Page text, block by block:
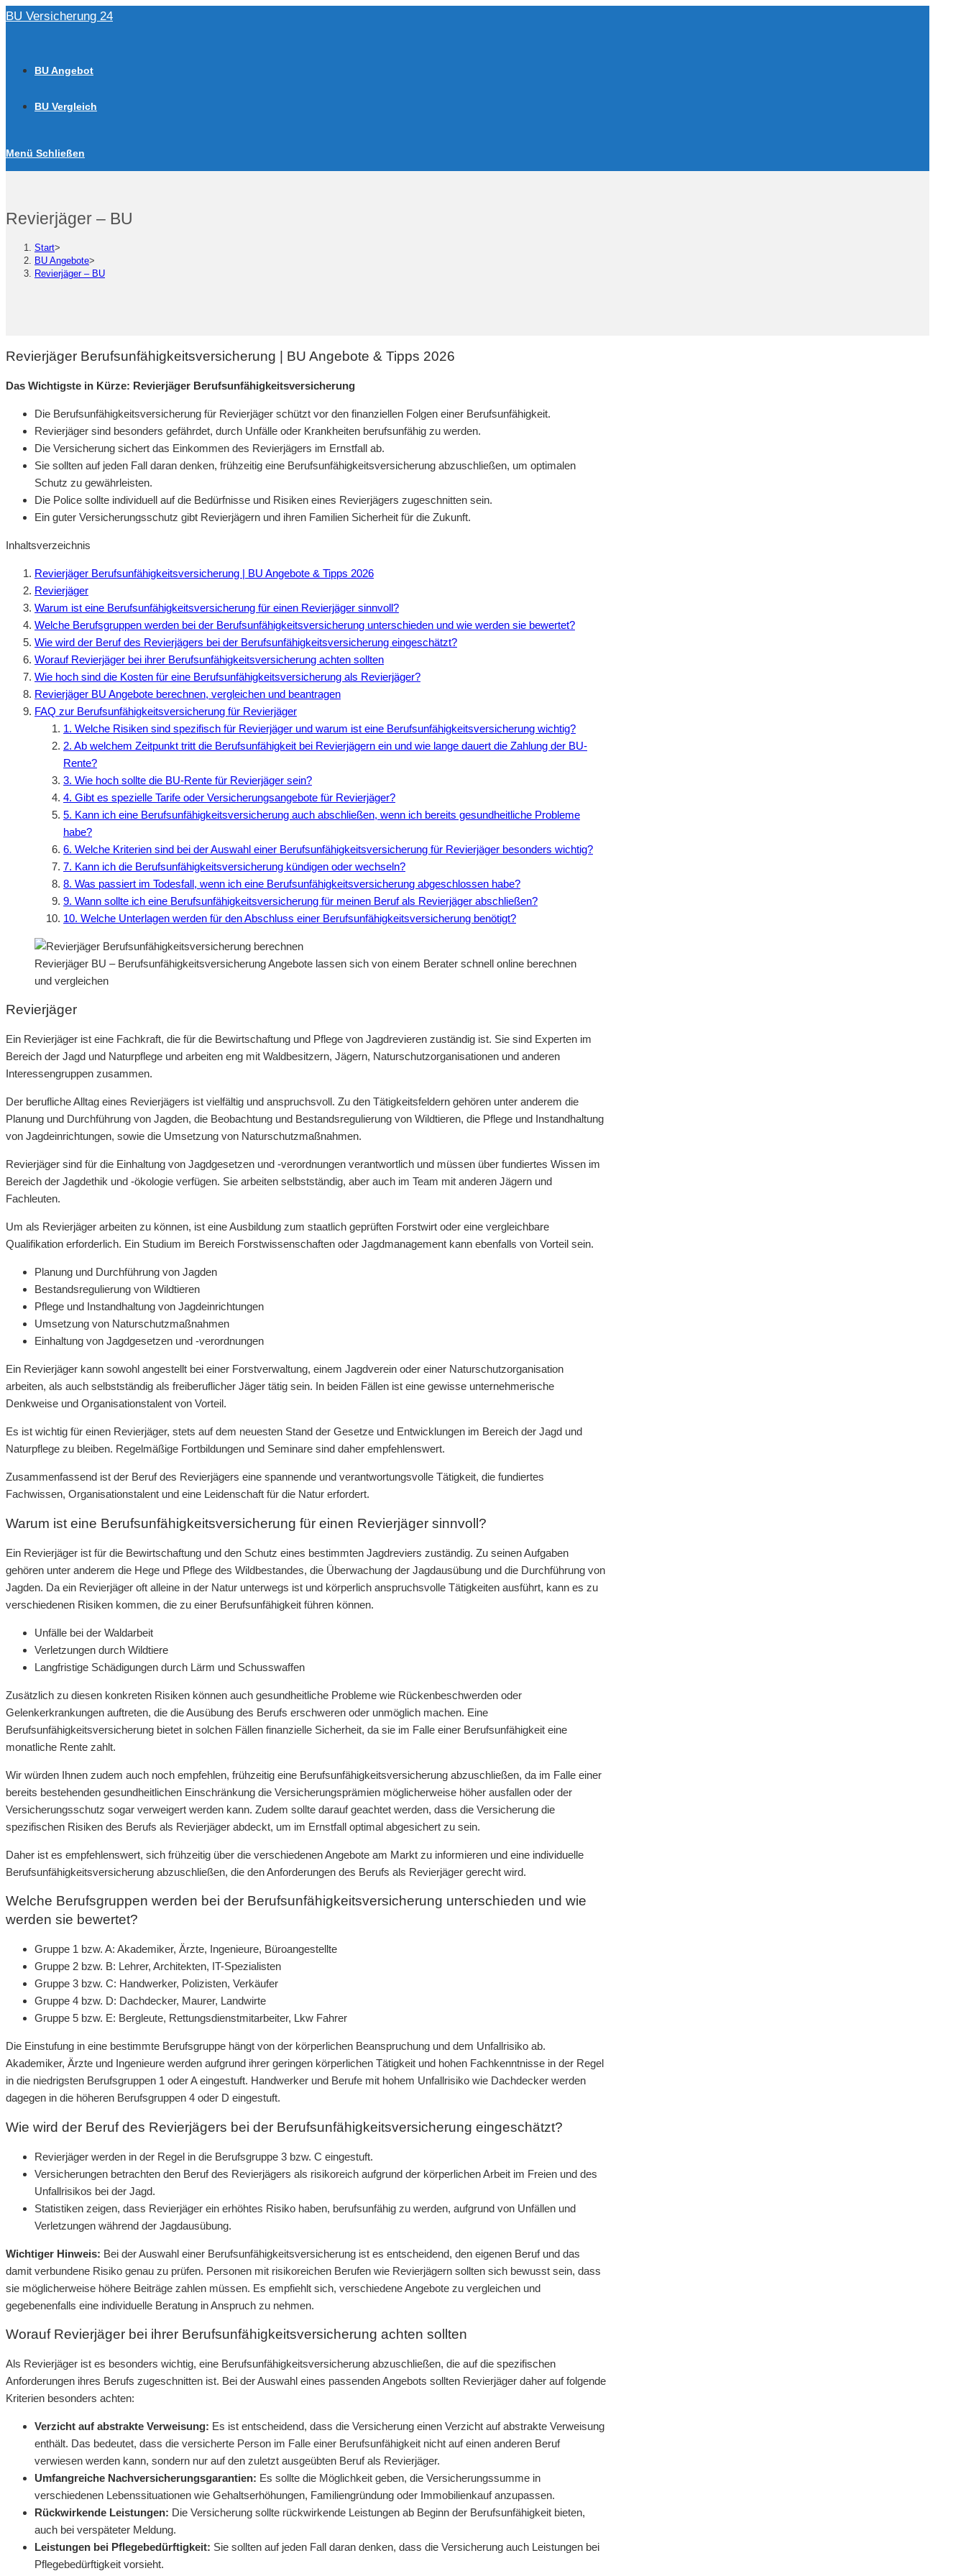
Zum
BU Versicherung 24
BU Angebot
BU Vergleich
Menü Schließen
Revierjäger – BU
Start>
BU Angebote>
Revierjäger – BU
Revierjäger Berufsunfähigkeitsversicherung | BU Angebote & Tipps 2026
Das Wichtigste in Kürze: Revierjäger Berufsunfähigkeitsversicherung
Die Berufsunfähigkeitsversicherung für Revierjäger schützt vor den finanziellen Folgen einer Berufsunfähigkeit.
Revierjäger sind besonders gefährdet, durch Unfälle oder Krankheiten berufsunfähig zu werden.
Die Versicherung sichert das Einkommen des Revierjägers im Ernstfall ab.
Sie sollten auf jeden Fall daran denken, frühzeitig eine Berufsunfähigkeitsversicherung abzuschließen, um optimalen
Schutz zu gewährleisten.
Die Police sollte individuell auf die Bedürfnisse und Risiken eines Revierjägers zugeschnitten sein.
Ein guter Versicherungsschutz gibt Revierjägern und ihren Familien Sicherheit für die Zukunft.
Inhaltsverzeichnis
Revierjäger Berufsunfähigkeitsversicherung | BU Angebote & Tipps 2026
Revierjäger
Warum ist eine Berufsunfähigkeitsversicherung für einen Revierjäger sinnvoll?
Welche Berufsgruppen werden bei der Berufsunfähigkeitsversicherung unterschieden und wie werden sie bewertet?
Wie wird der Beruf des Revierjägers bei der Berufsunfähigkeitsversicherung eingeschätzt?
Worauf Revierjäger bei ihrer Berufsunfähigkeitsversicherung achten sollten
Wie hoch sind die Kosten für eine Berufsunfähigkeitsversicherung als Revierjäger?
Revierjäger BU Angebote berechnen, vergleichen und beantragen
FAQ zur Berufsunfähigkeitsversicherung für Revierjäger
1. Welche Risiken sind spezifisch für Revierjäger und warum ist eine Berufsunfähigkeitsversicherung wichtig?
2. Ab welchem Zeitpunkt tritt die Berufsunfähigkeit bei Revierjägern ein und wie lange dauert die Zahlung der BU-
Rente?
3. Wie hoch sollte die BU-Rente für Revierjäger sein?
4. Gibt es spezielle Tarife oder Versicherungsangebote für Revierjäger?
5. Kann ich eine Berufsunfähigkeitsversicherung auch abschließen, wenn ich bereits gesundheitliche Probleme
habe?
6. Welche Kriterien sind bei der Auswahl einer Berufsunfähigkeitsversicherung für Revierjäger besonders wichtig?
7. Kann ich die Berufsunfähigkeitsversicherung kündigen oder wechseln?
8. Was passiert im Todesfall, wenn ich eine Berufsunfähigkeitsversicherung abgeschlossen habe?
9. Wann sollte ich eine Berufsunfähigkeitsversicherung für meinen Beruf als Revierjäger abschließen?
10. Welche Unterlagen werden für den Abschluss einer Berufsunfähigkeitsversicherung benötigt?
Revierjäger BU – Berufsunfähigkeitsversicherung Angebote lassen sich von einem Berater schnell online berechnen
und vergleichen
Revierjäger
Ein Revierjäger ist eine Fachkraft, die für die Bewirtschaftung und Pflege von Jagdrevieren zuständig ist. Sie sind Experten im
Bereich der Jagd und Naturpflege und arbeiten eng mit Waldbesitzern, Jägern, Naturschutzorganisationen und anderen
Interessengruppen zusammen.
Der berufliche Alltag eines Revierjägers ist vielfältig und anspruchsvoll. Zu den Tätigkeitsfeldern gehören unter anderem die
Planung und Durchführung von Jagden, die Beobachtung und Bestandsregulierung von Wildtieren, die Pflege und Instandhaltung
von Jagdeinrichtungen, sowie die Umsetzung von Naturschutzmaßnahmen.
Revierjäger sind für die Einhaltung von Jagdgesetzen und -verordnungen verantwortlich und müssen über fundiertes Wissen im
Bereich der Jagdethik und -ökologie verfügen. Sie arbeiten selbstständig, aber auch im Team mit anderen Jägern und
Fachleuten.
Um als Revierjäger arbeiten zu können, ist eine Ausbildung zum staatlich geprüften Forstwirt oder eine vergleichbare
Qualifikation erforderlich. Ein Studium im Bereich Forstwissenschaften oder Jagdmanagement kann ebenfalls von Vorteil sein.
Planung und Durchführung von Jagden
Bestandsregulierung von Wildtieren
Pflege und Instandhaltung von Jagdeinrichtungen
Umsetzung von Naturschutzmaßnahmen
Einhaltung von Jagdgesetzen und -verordnungen
Ein Revierjäger kann sowohl angestellt bei einer Forstverwaltung, einem Jagdverein oder einer Naturschutzorganisation
arbeiten, als auch selbstständig als freiberuflicher Jäger tätig sein. In beiden Fällen ist eine gewisse unternehmerische
Denkweise und Organisationstalent von Vorteil.
Es ist wichtig für einen Revierjäger, stets auf dem neuesten Stand der Gesetze und Entwicklungen im Bereich der Jagd und
Naturpflege zu bleiben. Regelmäßige Fortbildungen und Seminare sind daher empfehlenswert.
Zusammenfassend ist der Beruf des Revierjägers eine spannende und verantwortungsvolle Tätigkeit, die fundiertes
Fachwissen, Organisationstalent und eine Leidenschaft für die Natur erfordert.
Warum ist eine Berufsunfähigkeitsversicherung für einen Revierjäger sinnvoll?
Ein Revierjäger ist für die Bewirtschaftung und den Schutz eines bestimmten Jagdreviers zuständig. Zu seinen Aufgaben
gehören unter anderem die Hege und Pflege des Wildbestandes, die Überwachung der Jagdausübung und die Durchführung von
Jagden. Da ein Revierjäger oft alleine in der Natur unterwegs ist und körperlich anspruchsvolle Tätigkeiten ausführt, kann es zu
verschiedenen Risiken kommen, die zu einer Berufsunfähigkeit führen können.
Unfälle bei der Waldarbeit
Verletzungen durch Wildtiere
Langfristige Schädigungen durch Lärm und Schusswaffen
Zusätzlich zu diesen konkreten Risiken können auch gesundheitliche Probleme wie Rückenbeschwerden oder
Gelenkerkrankungen auftreten, die die Ausübung des Berufs erschweren oder unmöglich machen. Eine
Berufsunfähigkeitsversicherung bietet in solchen Fällen finanzielle Sicherheit, da sie im Falle einer Berufsunfähigkeit eine
monatliche Rente zahlt.
Wir würden Ihnen zudem auch noch empfehlen, frühzeitig eine Berufsunfähigkeitsversicherung abzuschließen, da im Falle einer
bereits bestehenden gesundheitlichen Einschränkung die Versicherungsprämien möglicherweise höher ausfallen oder der
Versicherungsschutz sogar verweigert werden kann. Zudem sollte darauf geachtet werden, dass die Versicherung die
spezifischen Risiken des Berufs als Revierjäger abdeckt, um im Ernstfall optimal abgesichert zu sein.
Daher ist es empfehlenswert, sich frühzeitig über die verschiedenen Angebote am Markt zu informieren und eine individuelle
Berufsunfähigkeitsversicherung abzuschließen, die den Anforderungen des Berufs als Revierjäger gerecht wird.
Welche Berufsgruppen werden bei der Berufsunfähigkeitsversicherung unterschieden und wie
werden sie bewertet?
Gruppe 1 bzw. A: Akademiker, Ärzte, Ingenieure, Büroangestellte
Gruppe 2 bzw. B: Lehrer, Architekten, IT-Spezialisten
Gruppe 3 bzw. C: Handwerker, Polizisten, Verkäufer
Gruppe 4 bzw. D: Dachdecker, Maurer, Landwirte
Gruppe 5 bzw. E: Bergleute, Rettungsdienstmitarbeiter, Lkw Fahrer
Die Einstufung in eine bestimmte Berufsgruppe hängt von der körperlichen Beanspruchung und dem Unfallrisiko ab.
Akademiker, Ärzte und Ingenieure werden aufgrund ihrer geringen körperlichen Tätigkeit und hohen Fachkenntnisse in der Regel
in die niedrigsten Berufsgruppen 1 oder A eingestuft. Handwerker und Berufe mit hohem Unfallrisiko wie Dachdecker werden
dagegen in die höheren Berufsgruppen 4 oder D eingestuft.
Wie wird der Beruf des Revierjägers bei der Berufsunfähigkeitsversicherung eingeschätzt?
Revierjäger werden in der Regel in die Berufsgruppe 3 bzw. C eingestuft.
Versicherungen betrachten den Beruf des Revierjägers als risikoreich aufgrund der körperlichen Arbeit im Freien und des
Unfallrisikos bei der Jagd.
Statistiken zeigen, dass Revierjäger ein erhöhtes Risiko haben, berufsunfähig zu werden, aufgrund von Unfällen und
Verletzungen während der Jagdausübung.
Wichtiger Hinweis: Bei der Auswahl einer Berufsunfähigkeitsversicherung ist es entscheidend, den eigenen Beruf und das
damit verbundene Risiko genau zu prüfen. Personen mit risikoreichen Berufen wie Revierjägern sollten sich bewusst sein, dass
sie möglicherweise höhere Beiträge zahlen müssen. Es empfiehlt sich, verschiedene Angebote zu vergleichen und
gegebenenfalls eine individuelle Beratung in Anspruch zu nehmen.
Worauf Revierjäger bei ihrer Berufsunfähigkeitsversicherung achten sollten
Als Revierjäger ist es besonders wichtig, eine Berufsunfähigkeitsversicherung abzuschließen, die auf die spezifischen
Anforderungen ihres Berufs zugeschnitten ist. Bei der Auswahl eines passenden Angebots sollten Revierjäger daher auf folgende
Kriterien besonders achten:
Verzicht auf abstrakte Verweisung: Es ist entscheidend, dass die Versicherung einen Verzicht auf abstrakte Verweisung
enthält. Das bedeutet, dass die versicherte Person im Falle einer Berufsunfähigkeit nicht auf einen anderen Beruf
verwiesen werden kann, sondern nur auf den zuletzt ausgeübten Beruf als Revierjäger.
Umfangreiche Nachversicherungsgarantien: Es sollte die Möglichkeit geben, die Versicherungssumme in
verschiedenen Lebenssituationen wie Gehaltserhöhungen, Familiengründung oder Immobilienkauf anzupassen.
Rückwirkende Leistungen: Die Versicherung sollte rückwirkende Leistungen ab Beginn der Berufsunfähigkeit bieten,
auch bei verspäteter Meldung.
Leistungen bei Pflegebedürftigkeit: Sie sollten auf jeden Fall daran denken, dass die Versicherung auch Leistungen bei
Pflegebedürftigkeit vorsieht.